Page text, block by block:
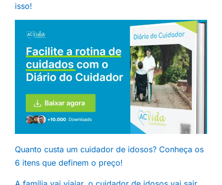
isso!
Quanto custa um cuidador de idosos? Conheça os
6 itens que definem o preço!